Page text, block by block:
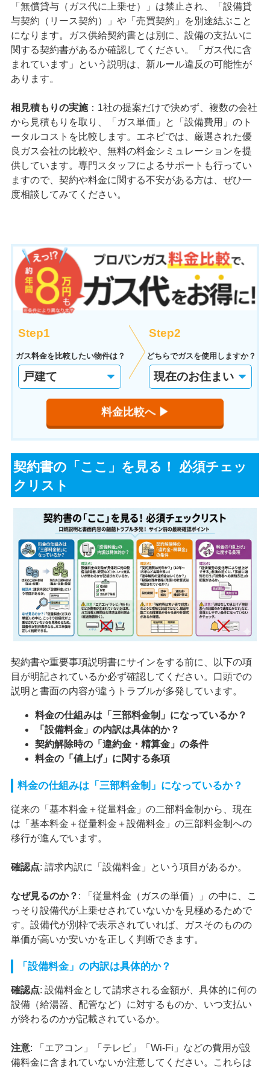
「無償貸与（ガス代に上乗せ）」は禁止され、「設備貸
与契約（リース契約）」や「売買契約」を別途結ぶこと
になります。ガス供給契約書とは別に、設備の支払いに
関する契約書があるか確認してください。「ガス代に含
まれています」という説明は、新ルール違反の可能性が
あります。
相見積もりの実施：1社の提案だけで決めず、複数の会社
から見積もりを取り、「ガス単価」と「設備費用」のト
ータルコストを比較します。エネピでは、厳選された優
良ガス会社の比較や、無料の料金シミュレーションを提
供しています。専門スタッフによるサポートも行ってい
ますので、契約や料金に関する不安がある方は、ぜひ一
度相談してみてください。
Step1
ガス料金を比較したい物件は？
Step2
どちらでガスを使用しますか？
料金比較へ ▶︎
契約書の「ここ」を見る！ 必須チェッ
クリスト
契約書や重要事項説明書にサインをする前に、以下の項
目が明記されているか必ず確認してください。口頭での
説明と書面の内容が違うトラブルが多発しています。
料金の仕組みは「三部料金制」になっているか？
「設備料金」の内訳は具体的か？
契約解除時の「違約金・精算金」の条件
料金の「値上げ」に関する条項
料金の仕組みは「三部料金制」になっているか？
従来の「基本料金＋従量料金」の二部料金制から、現在
は「基本料金＋従量料金＋設備料金」の三部料金制への
移行が進んでいます。
確認点: 請求内訳に「設備料金」という項目があるか。
なぜ見るのか？ : 「従量料金（ガスの単価）」の中に、こ
っそり設備代が上乗せされていないかを見極めるためで
す。設備代が別枠で表示されていれば、ガスそのものの
単価が高いか安いかを正しく判断できます。
「設備料金」の内訳は具体的か？
確認点: 設備料金として請求される金額が、具体的に何の
設備（給湯器、配管など）に対するものか、いつ支払い
が終わるのかが記載されているか。
注意: 「エアコン」「テレビ」「Wi-Fi」などの費用が設
備料金に含まれていないか注意してください。これらは